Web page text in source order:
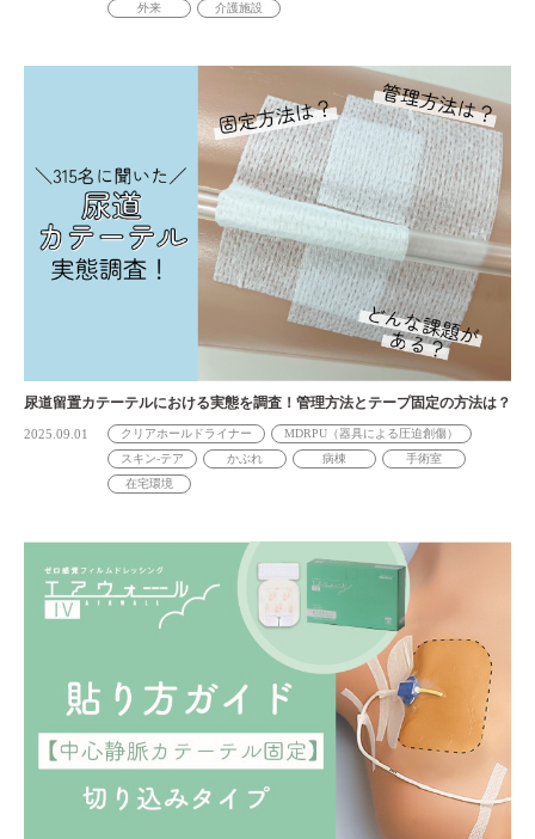
外来
介護施設
尿道留置カテーテルにおける実態を調査！管理方法とテープ固定の方法は？
2025.09.01 クリアホールドライナー
MDRPU（器具による圧迫創傷）
スキン-テア
かぶれ 病棟
手術室
在宅環境